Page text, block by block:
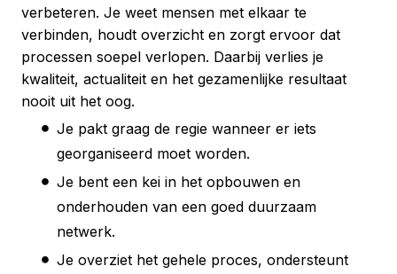
verbeteren. Je weet mensen met elkaar te
verbinden, houdt overzicht en zorgt ervoor dat
processen soepel verlopen. Daarbij verlies je
kwaliteit, actualiteit en het gezamenlijke resultaat
nooit uit het oog.
Je pakt graag de regie wanneer er iets
georganiseerd moet worden.
Je bent een kei in het opbouwen en
onderhouden van een goed duurzaam
netwerk.
Je overziet het gehele proces, ondersteunt